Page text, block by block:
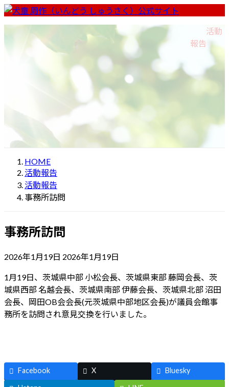
コ
ン
ン
ナ
ビ
ー
プロフィール Profile私の約束
いんどう周作チャンネル
Indo Shusaku Channel
活動報告Activity Report
活動
報告
HOME
活動報告
活動報告
事務所訪問
事務所訪問
2026年1月19日 最
更
新
日
時
2026年1月19日
1月19日、茨城県中部 小松会長、茨城県東部 藤岡会長、茨
城県西部 名越会長、茨城県南部 伊藤会長、茨城県北部 沼田
会長、岡田OB会会長(元茨城県中部地区会長)が議員会館事
務所を訪問され意見交換を行いました。
Facebook X
Bluesky